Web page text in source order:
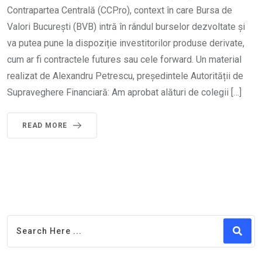
Contrapartea Centrală (CCP.ro), context în care Bursa de
Valori București (BVB) intră în rândul burselor dezvoltate și
va putea pune la dispoziție investitorilor produse derivate,
cum ar fi contractele futures sau cele forward. Un material
realizat de Alexandru Petrescu, președintele Autorității de
Supraveghere Financiară: Am aprobat alături de colegii […]
READ MORE